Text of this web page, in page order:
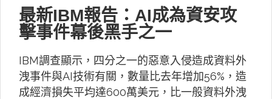
最新IBM報告：AI成為資安攻
擊事件幕後黑手之一
IBM調查顯示，四分之一的惡意入侵造成資料外
洩事件與AI技術有關，數量比去年增加56%，造
成經濟損失平均達600萬美元，比一般資料外洩